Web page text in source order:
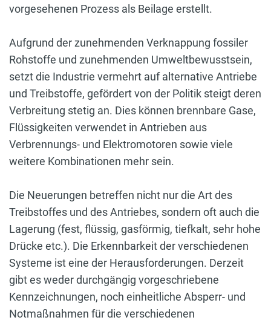
vorgesehenen Prozess als Beilage erstellt.
Aufgrund der zunehmenden Verknappung fossiler
Rohstoffe und zunehmenden Umweltbewusstsein,
setzt die Industrie vermehrt auf alternative Antriebe
und Treibstoffe, gefördert von der Politik steigt deren
Verbreitung stetig an. Dies können brennbare Gase,
Flüssigkeiten verwendet in Antrieben aus
Verbrennungs- und Elektromotoren sowie viele
weitere Kombinationen mehr sein.
Die Neuerungen betreffen nicht nur die Art des
Treibstoffes und des Antriebes, sondern oft auch die
Lagerung (fest, flüssig, gasförmig, tiefkalt, sehr hohe
Drücke etc.). Die Erkennbarkeit der verschiedenen
Systeme ist eine der Herausforderungen. Derzeit
gibt es weder durchgängig vorgeschriebene
Kennzeichnungen, noch einheitliche Absperr- und
Notmaßnahmen für die verschiedenen